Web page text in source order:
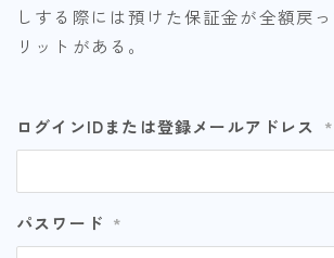
しする際には預けた保証金が全額戻
リットがある。
ログインIDまたは登録メールアドレス *
パスワード *